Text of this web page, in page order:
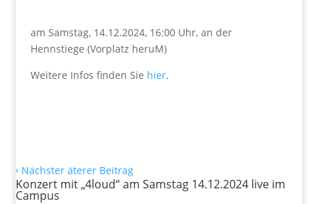
am Samstag, 14.12.2024, 16:00 Uhr, an der
Hennstiege (Vorplatz heruM)
Weitere Infos finden Sie hier.
‹ Nächster äterer Beitrag
Konzert mit „4loud“ am Samstag 14.12.2024 live im
Campus